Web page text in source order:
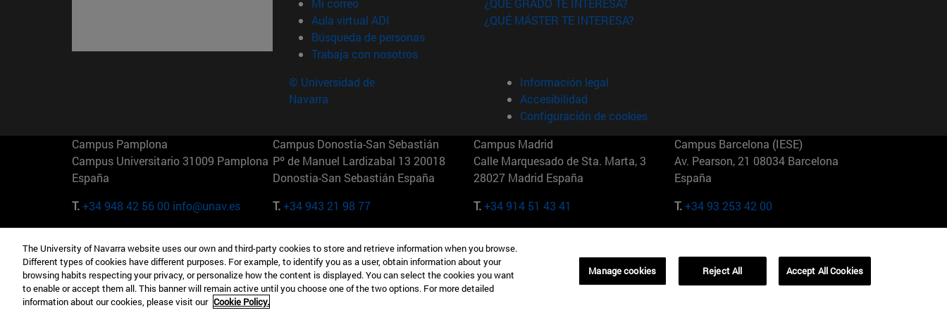
Mi correo
Aula virtual ADI (abre en nueva ventana)
Búsqueda de personas(abre en nueva ventana)
Trabaja con nosotros(abre en nueva ventana)
¿QUÉ GRADO TE INTERESA?
¿QUÉ MÁSTER TE INTERESA?
© Universidad de
Navarra
Información legal
Accesibilidad
Configuración de cookies
Campus Pamplona
Campus Universitario 31009 Pamplona
España
T.+34 948 42 56 00 info@unav.es
Campus Donostia-San Sebastián
Pº de Manuel Lardizabal 13 20018
Donostia-San Sebastián España
T.+34 943 21 98 77
Campus Madrid
Calle Marquesado de Sta. Marta, 3
28027 Madrid España
T.+34 914 51 43 41
Campus Barcelona (IESE)
Av. Pearson, 21 08034 Barcelona
España
T.+34 93 253 42 00
Camino del Cerro Águila 3 28023
Madrid España
T.+34 912 11 30 00
165 W 57th St 10019-2201 Nueva York
EE.UU
T.+1 646 346 8850
Maria-Theresia-Straße 15 81675
Múnich Alemania
T.+49 89 24209790
01321001 Bela Vista Brasil
The University of Navarra website uses our own and third-party cookies to store and retrieve information when you browse.
Different types of cookies have different purposes. For example, to identify you as a user, obtain information about your
browsing habits respecting your privacy, or personalize how the content is displayed. You can select the cookies you want
to enable or accept them all. This banner will remain active until you choose one of the two options. For more detailed
information about our cookies, please visit our Cookie Policy.
Manage cookies Reject All Accept All Cookies